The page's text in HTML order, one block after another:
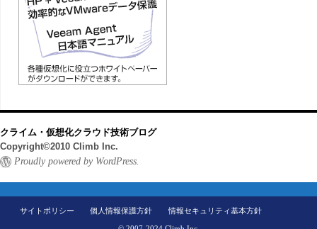
クライム・仮想化クラウド技術ブログ
Copyright©2010 Climb Inc.
Proudly powered by WordPress.
サイトポリシー 個人情報保護方針 情報セキュリティ基本方針